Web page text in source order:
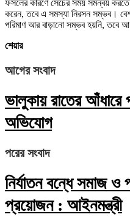
ফসলের কারণে সেচের সময় সমন্বয়
করেন, তবে এ সমস্যা নিরসন সম্ভব।
পরিমাণ আর বাড়ানো সম্ভব হয়নি, তবে
শেয়ার
আগের সংবাদ
ভালুকায় রাতের আঁধারে
অভিযোগ
পরের সংবাদ
নির্যাতন বন্ধে সমাজ ও
প্রয়োজন : আইনমন্ত্রী